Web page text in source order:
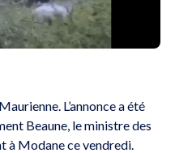
L’annonce a été
Beaune, le ministre des
à Modane ce vendredi.